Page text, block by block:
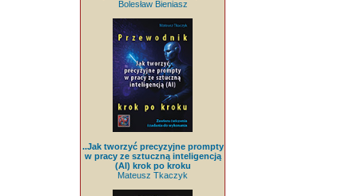
Bolesław Bieniasz
..Jak tworzyć precyzyjne prompty
w pracy ze sztuczną inteligencją
(AI) krok po kroku
Mateusz Tkaczyk